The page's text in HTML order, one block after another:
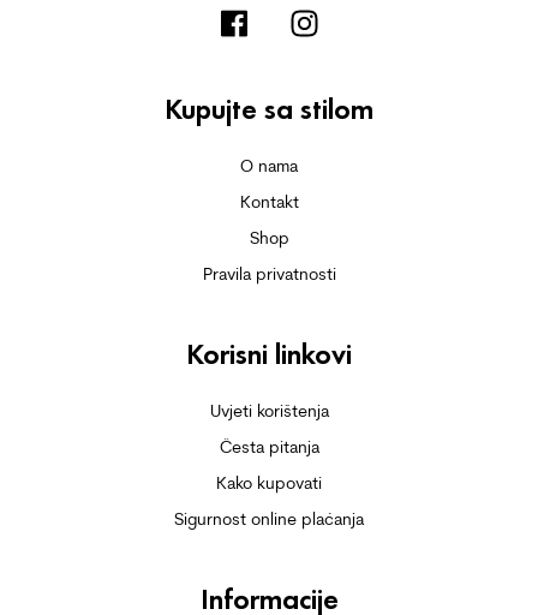
Kupujte sa stilom
O nama
Kontakt
Shop
Pravila privatnosti
Korisni linkovi
Uvjeti korištenja
Česta pitanja
Kako kupovati
Sigurnost online plaćanja
Informacije